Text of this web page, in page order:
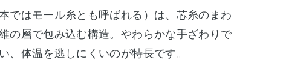
ではモール糸とも呼ばれる）は、芯糸のまわ
の層で包み込む構造。やわらかな手ざわりで
、体温を逃しにくいのが特長です。